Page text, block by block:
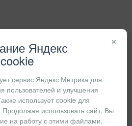
предприятия
×
Яндекс
сервис Яндекс Метрика для
пользователей и улучшения
использует cookie для
использовать сайт, Вы
на работу с этими файлами.